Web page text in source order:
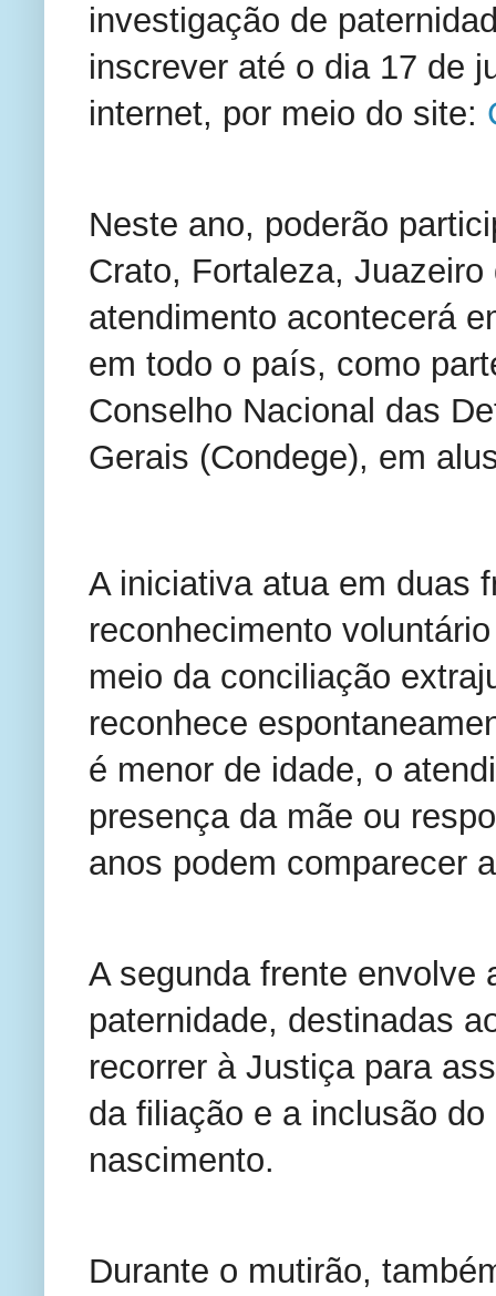
investigação de
inscrever até o dia 17 de
internet, por meio do site:
Neste ano, poderão
Crato, Fortaleza,
atendimento acontecerá
em todo o país, como
Conselho Nacional das
Gerais (Condege), em
A iniciativa atua em duas
reconhecimento
meio da conciliação
reconhece
é menor de idade, o
presença da mãe ou
anos podem comparecer
A segunda frente envolve
paternidade, destinadas
recorrer à Justiça para
da filiação e a inclusão
nascimento.
Durante o mutirão,